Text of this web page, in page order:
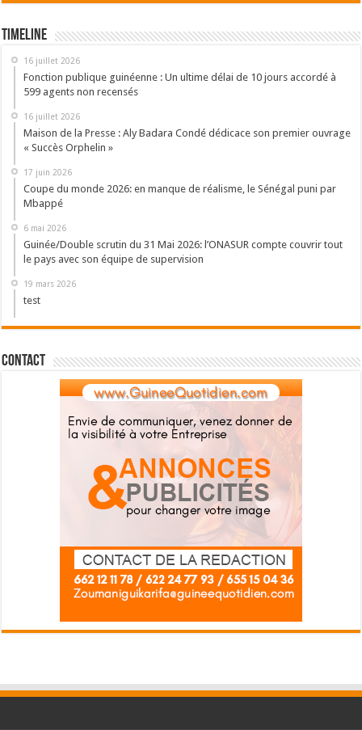
Timeline
16 juillet 2026
Fonction publique guinéenne : Un ultime délai de 10 jours accordé à
599 agents non recensés
16 juillet 2026
Maison de la Presse : Aly Badara Condé dédicace son premier ouvrage
« Succès Orphelin »
17 juin 2026
Coupe du monde 2026: en manque de réalisme, le Sénégal puni par
Mbappé
6 mai 2026
Guinée/Double scrutin du 31 Mai 2026: l’ONASUR compte couvrir tout
le pays avec son équipe de supervision
19 mars 2026
test
Contact